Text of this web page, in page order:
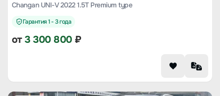
Changan UNI-V 2022 1.5T Premium type
Гарантия 1 - 3 года
от3 300 800₽